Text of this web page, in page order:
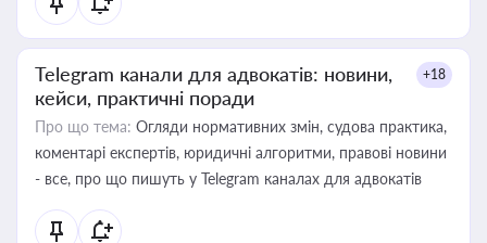
Telegram канали для адвокатів: новини,
кейси, практичні поради
+18
Про що тема: Огляди нормативних змін, судова практика,
коментарі експертів, юридичні алгоритми, правові новини
- все, про що пишуть у Telegram каналах для адвокатів